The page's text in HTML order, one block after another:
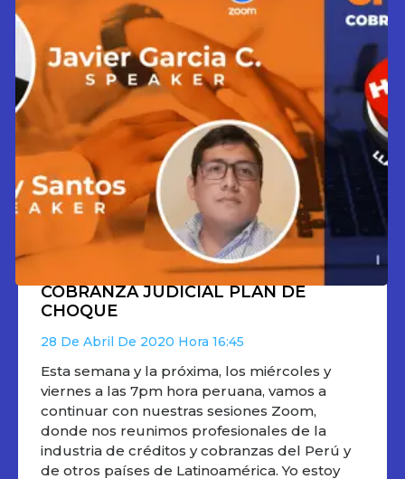
COBRANZA JUDICIAL PLAN DE
CHOQUE
28 De Abril De 2020 16:45
Esta semana y la próxima, los miércoles y
viernes a las 7pm hora peruana, vamos a
continuar con nuestras sesiones Zoom,
donde nos reunimos profesionales de la
industria de créditos y cobranzas del Perú y
de otros países de Latinoamérica. Yo estoy